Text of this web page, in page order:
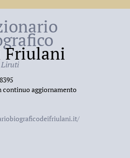
Friulani
continuo aggiornamento